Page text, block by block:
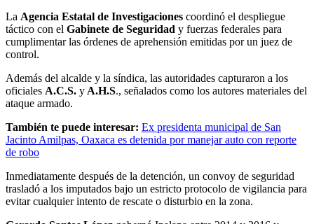
La Agencia Estatal de Investigaciones coordinó el despliegue
táctico con el Gabinete de Seguridad y fuerzas federales para
cumplimentar las órdenes de aprehensión emitidas por un juez de
control.
Además del alcalde y la síndica, las autoridades capturaron a los
oficiales A.C.S. y A.H.S., señalados como los autores materiales del
ataque armado.
También te puede interesar: Ex presidenta municipal de San
Jacinto Amilpas, Oaxaca es detenida por manejar auto con reporte
de robo
Inmediatamente después de la detención, un convoy de seguridad
trasladó a los imputados bajo un estricto protocolo de vigilancia para
evitar cualquier intento de rescate o disturbio en la zona.